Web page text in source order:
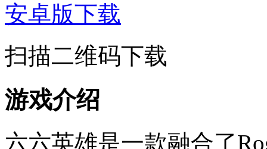
安卓版下载
扫描二维码下载
游戏介绍
六六英雄是一款融合了